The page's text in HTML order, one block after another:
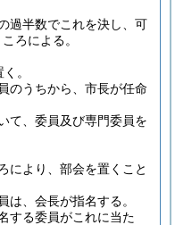
過半数でこれを決し、可
ろによる。
。
のうちから、市長が任命
て、委員及び専門委員を
により、部会を置くこと
は、会長が指名する。
する委員がこれに当た